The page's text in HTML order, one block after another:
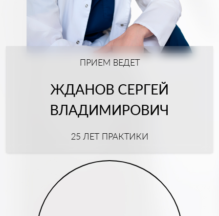
ПРИЕМ ВЕДЕТ
ЖДАНОВ СЕРГЕЙ
ВЛАДИМИРОВИЧ
25 ЛЕТ ПРАКТИКИ